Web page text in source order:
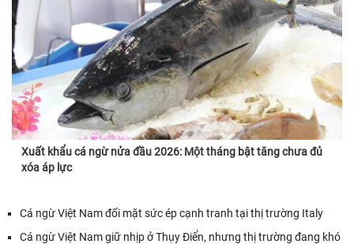
Xuất khẩu cá ngừ nửa đầu 2026: Một tháng bật tăng chưa đủ
xóa áp lực
Cá ngừ Việt Nam đối mặt sức ép cạnh tranh tại thị trường Italy
Cá ngừ Việt Nam giữ nhịp ở Thụy Điển, nhưng thị trường đang khó